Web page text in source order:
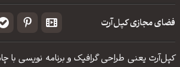
فضای مجازی کپل‌آرت
کپل‌آرت یعنی طراحی گرافیک و برنامه نویسی